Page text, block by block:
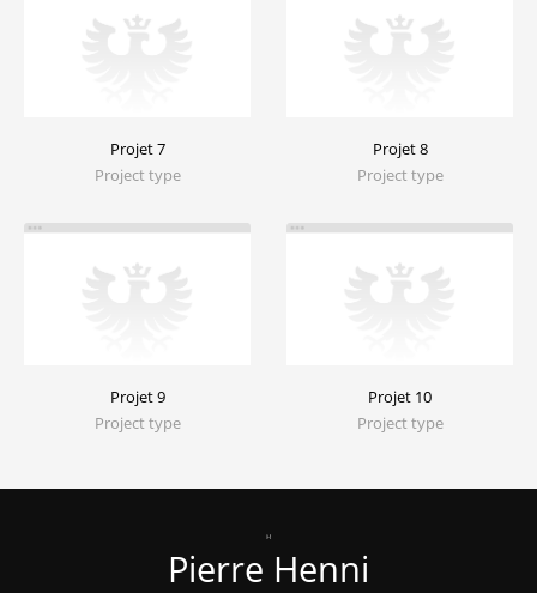
Projet 7
Project type
Projet 8
Project type
Projet 9
Project type
Projet 10
Project type
Pierre Henni